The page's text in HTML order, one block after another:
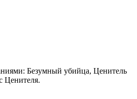
Безумный убийца, Ценитель
Ценителя.